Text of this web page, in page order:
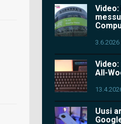
3.6.2026
All-
Uusi